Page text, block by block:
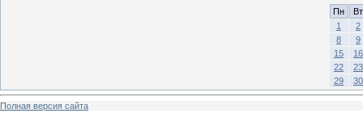
Пн
Вт
1
2
8
9
15
16
22
23
29
30
Полная версия сайта